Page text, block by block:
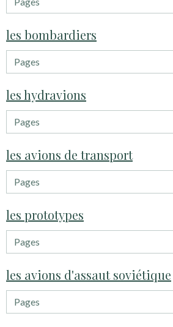
les bombardiers
les hydravions
les avions de transport
les prototypes
les avions d'assaut soviétique